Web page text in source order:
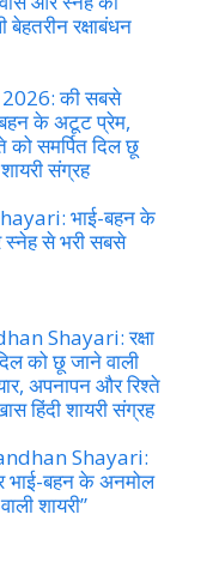
बेहतरीन रक्षाबंधन
की सबसे
के अटूट प्रेम,
को समर्पित दिल छू
संग्रह
भाई-बहन के
स्नेह से भरी सबसे
Shayari: रक्षा
को छू जाने वाली
अपनापन और रिश्ते
हिंदी शायरी संग्रह
Shayari:
भाई-बहन के अनमोल
शायरी”